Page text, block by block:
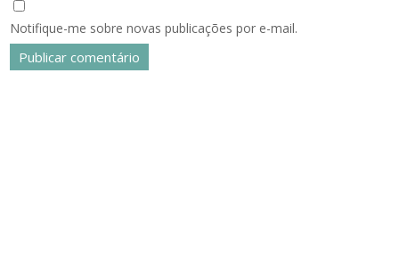
Notifique-me sobre novas publicações por e-mail.